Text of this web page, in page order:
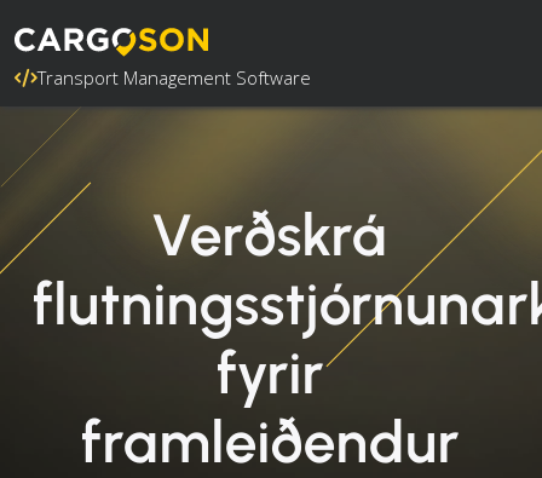
Transport Management Software
Verðskrá
fyrir
framleiðendur